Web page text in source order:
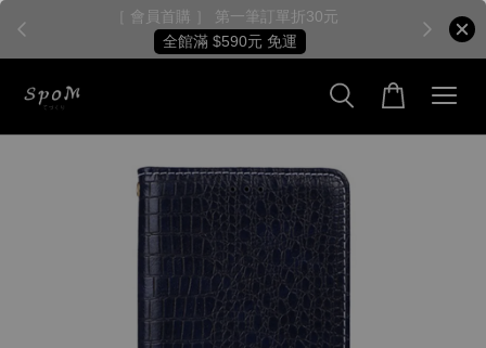
［ 會員首購 ］ 第一筆訂單折30元
全館滿 $590元 免運